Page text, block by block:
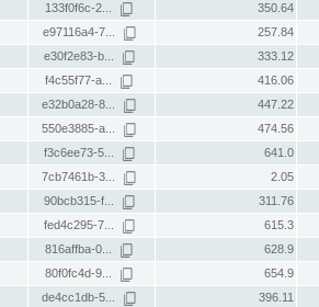
133f0f6c-2... 350.64
e97116a4-7... 257.84
e30f2e83-b... 333.12
f4c55f77-a... 416.06
e32b0a28-8... 447.22
550e3885-a... 474.56
f3c6ee73-5... 641.0
7cb7461b-3... 2.05
90bcb315-f... 311.76
fed4c295-7... 615.3
816affba-0... 628.9
80f0fc4d-9... 654.9
de4cc1db-5... 396.11